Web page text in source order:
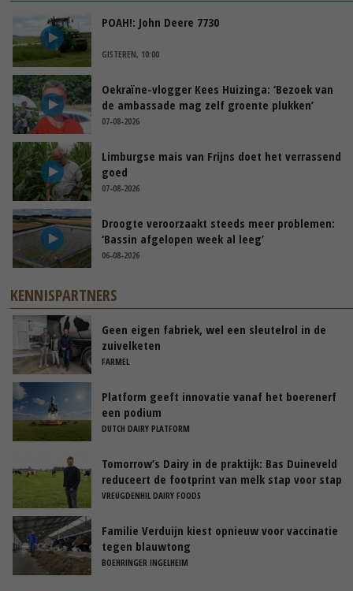
POAH!: John Deere 7730
GISTEREN, 10:00
Oekraïne-vlogger Kees Huizinga: ‘Bezoek van
de ambassade mag zelf groente plukken’
07-08-2026
Limburgse mais van Frijns doet het verrassend
goed
07-08-2026
Droogte veroorzaakt steeds meer problemen:
‘Bassin afgelopen week al leeg’
06-08-2026
KENNISPARTNERS
Geen eigen fabriek, wel een sleutelrol in de
zuivelketen
FARMEL
Platform geeft innovatie vanaf het boerenerf
een podium
DUTCH DAIRY PLATFORM
Tomorrow’s Dairy in de praktijk: Bas Duineveld
reduceert de footprint van melk stap voor stap
VREUGDENHIL DAIRY FOODS
Familie Verduijn kiest opnieuw voor vaccinatie
tegen blauwtong
BOEHRINGER INGELHEIM